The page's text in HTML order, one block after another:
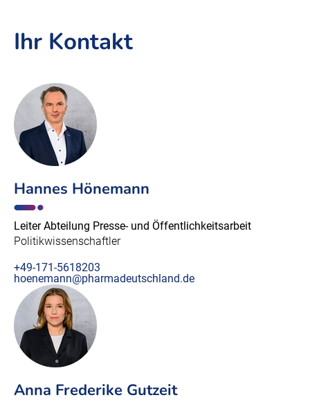
Ihr Kontakt
Hannes Hönemann
Leiter Abteilung Presse- und Öffentlichkeitsarbeit
Politikwissenschaftler
+49-171-5618203
hoenemann@pharmadeutschland.de
Anna Frederike Gutzeit